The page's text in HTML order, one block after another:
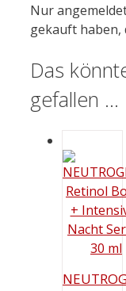
Nur
gekauft haben,
Das
gefallen …